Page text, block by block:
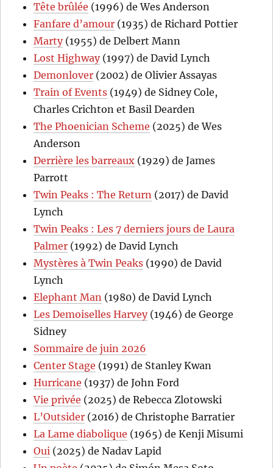
Tête brûlée (1996) de Wes Anderson
Fanfare d’amour (1935) de Richard Pottier
Marty(1955) de Delbert Mann
Lost Highway(1997) de David Lynch
Demonlover (2002) de Olivier Assayas
Train of Events (1949) de Sidney Cole,
Charles Crichton et Basil Dearden
The Phoenician Scheme (2025) de Wes
Anderson
Derrière les barreaux (1929) de James
Parrott
Twin Peaks : The Return (2017) de David
Lynch
Twin Peaks : Les 7 derniers jours de Laura
Palmer (1992) de David Lynch
Mystères à Twin Peaks (1990) de David
Lynch
Elephant Man (1980) de David Lynch
Les Demoiselles Harvey(1946) de George
Sidney
Sommaire de juin 2026
Center Stage (1991) de Stanley Kwan
Hurricane (1937) de John Ford
Vie privée (2025) de Rebecca Zlotowski
L’Outsider (2016) de Christophe Barratier
La Lame diabolique (1965) de Kenji Misumi
Oui (2025) de Nadav Lapid